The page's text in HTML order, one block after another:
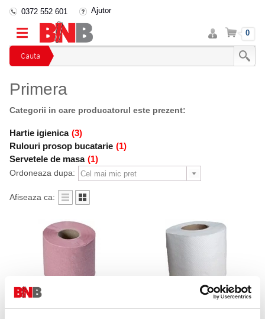
Cauta
0372 552 601 Ajutor
Intra
in
cont
Cos 0
Primera
Categorii in care producatorul este prezent:
Hartie igienica (3)
Rulouri prosop bucatarie (1)
Servetele de masa (1)
Ordoneaza dupa:
Afiseaza ca:
Hartie igienica 2 straturi 40
Hartie igienica alba 2 straturi